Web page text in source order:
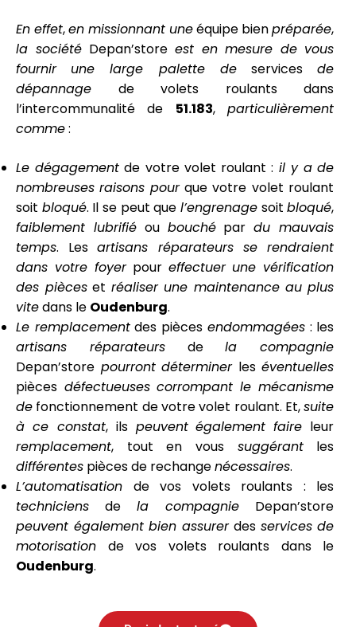
En effet,en missionnant uneéquipe bienpréparée,
la sociétéDepan’store est en mesure de vous
fournir
une large palette deservicesde
dépannage de volets roulants dans
l’intercommunalité de 51.183,particulièrement
comme:
Le dégagement de votre volet roulant : il y a de
nombreuses raisons pourque votre volet roulant
soit bloqué. Il se peut que l’engrenagesoitbloqué,
faiblement lubrifiéou bouchépardu mauvais
temps. Lesartisans réparateurs se rendraient
dans votre foyerpoureffectuer une vérification
des piècesetréaliser une maintenance au plus
vitedans le Oudenburg.
Le remplacementdes pièces endommagées: les
artisans réparateursdela compagnie
Depan’store pourront déterminerleséventuelles
pièces défectueuses corrompant le mécanisme
de fonctionnement de votre volet roulant. Et,suite
à ce constat, ils peuvent également faire leur
remplacement, tout en vous suggérantles
différentes pièces de rechangenécessaires.
L’automatisation de vos volets roulants : les
techniciens dela compagnie Depan’store
peuvent également bien assurerdesservices de
motorisation de vos volets roulants dans le
Oudenburg.